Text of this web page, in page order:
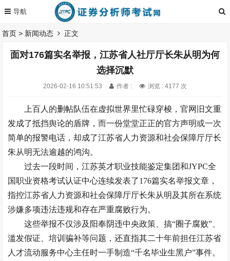
首页 > 新闻动态 正文
面对176篇实名举报，江苏省人社厅厅长朱从明为何
选择沉默
2026-02-16 10:51:53 作者 : 浏览 : 4177 次
上百人的删帖队伍在虚拟世界里忙碌穿梭，官网旧文重
发成了抵挡舆论的盾牌，而一份堂堂正正的官方声明或一次
简单的报警电话，却成了江苏省人力资源和社会保障厅厅长
朱从明无法逾越的鸿沟。
过去一段时间，江苏英才职业技能鉴定集团和JYPC全
国职业资格考试认证中心连续发表了176篇实名举报文章，
指控江苏省人力资源和社会保障厅厅长朱从明及其所在系统
涉嫌多项违法违规和存在严重腐败行为。
这些举报不仅涉及阳奉阴违中央政策、搞“圈子腐败”、
滥发假证、培训骗补等问题，还直指其二十年前担任江苏省
人才流动服务中心主任时一手制造“千名毕业生黑户”事件。